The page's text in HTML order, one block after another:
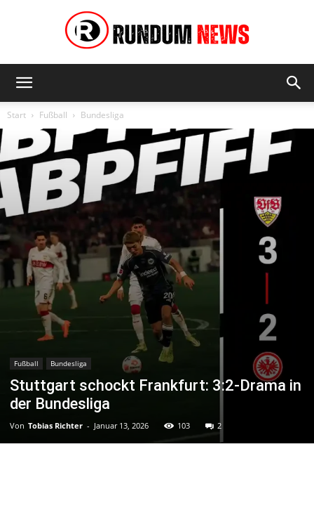
News
Start Fußball Bundesliga
Fußball Bundesliga
Stuttgart schockt Frankfurt: 3:2-Drama in
der Bundesliga
Von Tobias Richter - Januar 13, 2026 103 2